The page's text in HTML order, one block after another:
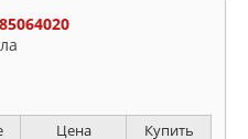
Цена Купить